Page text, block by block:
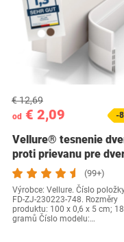
od € 2,09
€ 12,69
-
Vellure® tesnenie
proti prievanu pre
NOVINKA…
(99+)
Výrobce: Vellure. Číslo
FD-ZJ-230223-748. Rozměry
produktu: 100 x 0,6 x 5 cm;
gramů Číslo modelu:…